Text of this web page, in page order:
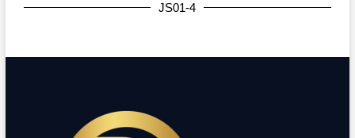
JS01-4